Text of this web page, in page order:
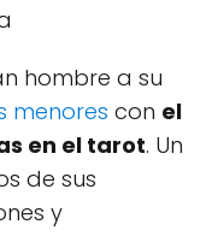
hombre a su
menores con el
en el tarot. Un
de sus
y